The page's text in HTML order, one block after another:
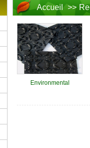
Accueil >>
Environmental